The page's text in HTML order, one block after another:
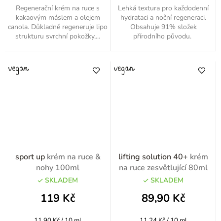
Regenerační krém na ruce s
kakaovým máslem a olejem
canola. Důkladně regeneruje lipo
strukturu svrchní pokožky,...
Lehká textura pro každodenní
hydrataci a noční regeneraci.
Obsahuje 91% složek
přírodního původu.
sport up krém na ruce &
nohy 100ml
SKLADEM
119 Kč
lifting solution 40+ krém
na ruce zesvětlující 80ml
SKLADEM
89,90 Kč